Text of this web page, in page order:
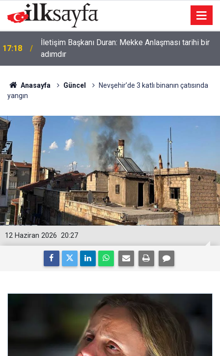
17:17
Bakan Kurum: Bu işler ahbap çavuş ilişkisiyle
yürümez
Anasayfa Güncel
Nevşehir’de 3 katlı binanın çatısında
yangın
20:27
12 Haziran 2026